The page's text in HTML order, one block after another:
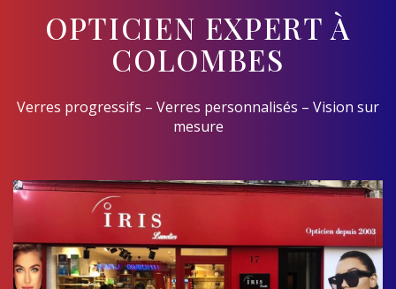
OPTICIEN EXPERT À
COLOMBES
Verres progressifs – Verres personnalisés – Vision sur
mesure